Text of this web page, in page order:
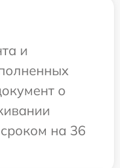
и
о
на 36